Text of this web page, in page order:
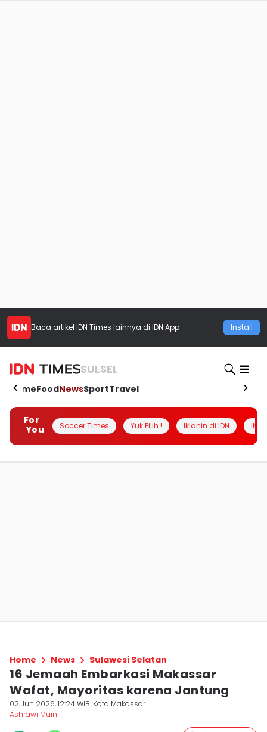
Baca artikel IDN Times lainnya di IDN App Install
SULSEL
HomeFoodNewsSportTravel
For
You
Soccer Times Yuk Pilih ! Iklanin di IDN
Home News Sulawesi Selatan
16 Jemaah Embarkasi Makassar
Wafat, Mayoritas karena Jantung
02 Jun 2026, 12:24 WIB Kota Makassar
Ashrawi Muin